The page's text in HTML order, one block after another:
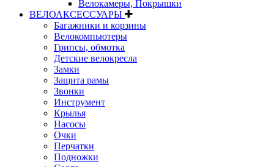
Велокамеры, Покрышки
ВЕЛОАКСЕССУАРЫ
Багажники и корзины
Велокомпьютеры
Грипсы, обмотка
Детские велокресла
Замки
Защита рамы
Звонки
Инструмент
Крылья
Насосы
Очки
Перчатки
Подножки